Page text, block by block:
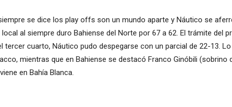
se dice los play offs son un mundo aparte y Náutico se
al siempre duro Bahiense del Norte por 67 a 62. El trámite del
tercer cuarto, Náutico pudo despegarse con un parcial de 22-13.
mientras que en Bahiense se destacó Franco Ginóbili
en Bahía Blanca.